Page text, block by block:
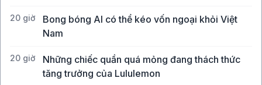
20 giờ
Bong bóng AI có thể kéo vốn ngoại khỏi Việt
Nam
20 giờ
Những chiếc quần quá mỏng đang thách thức
tăng trưởng của Lululemon